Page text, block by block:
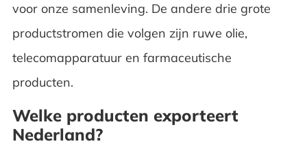
voor onze samenleving. De andere drie grote
productstromen die volgen zijn ruwe olie,
telecomapparatuur en farmaceutische
producten.
Welke producten exporteert
Nederland?